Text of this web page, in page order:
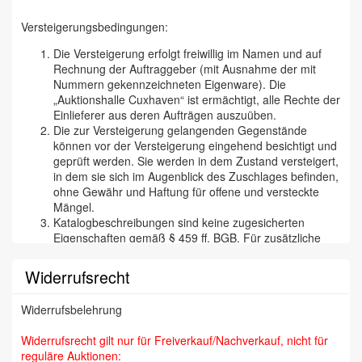
Versteigerungsbedingungen:
Die Versteigerung erfolgt freiwillig im Namen und auf
Rechnung der Auftraggeber (mit Ausnahme der mit
Nummern gekennzeichneten Eigenware). Die
„Auktionshalle Cuxhaven“ ist ermächtigt, alle Rechte der
Einlieferer aus deren Aufträgen auszuüben.
Die zur Versteigerung gelangenden Gegenstände
können vor der Versteigerung eingehend besichtigt und
geprüft werden. Sie werden in dem Zustand versteigert,
in dem sie sich im Augenblick des Zuschlages befinden,
ohne Gewähr und Haftung für offene und versteckte
Mängel.
Katalogbeschreibungen sind keine zugesicherten
Eigenschaften gemäß § 459 ff. BGB. Für zusätzliche
der „Cuxhavener Auktionshalle“ wird nicht gehaftet. Wir
versichern aber selbstverständlich, daß wir
Gewissen tätigen und jede begründete Reklamation
Zuschlag annullieren. Die Reklamation muß binnen 14
Widerrufsrecht
Widerrufsbelehrung
Widerrufsrecht gilt nur für Freiverkauf/Nachverkauf, nicht für
reguläre Auktionen: